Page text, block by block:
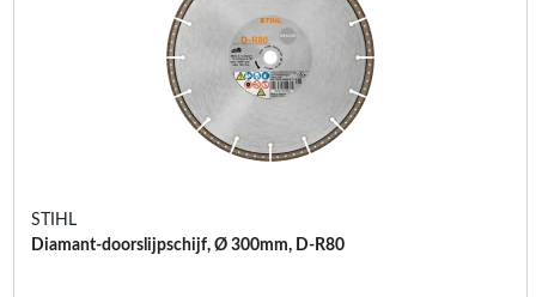
STIHL
Diamant-doorslijpschijf, Ø 300mm, D-R80